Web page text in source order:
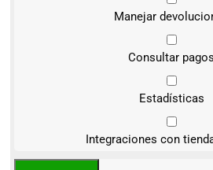
Manejar
Consultar pagos
Estadísticas
Integraciones con